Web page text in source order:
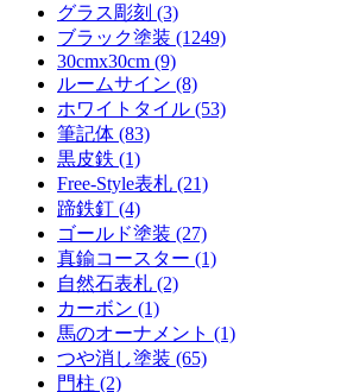
グラス彫刻 (3)
ブラック塗装 (1249)
30cmx30cm (9)
ルームサイン (8)
ホワイトタイル (53)
筆記体 (83)
黒皮鉄 (1)
Free-Style表札 (21)
蹄鉄釘 (4)
ゴールド塗装 (27)
真鍮コースター (1)
自然石表札 (2)
カーボン (1)
馬のオーナメント (1)
つや消し塗装 (65)
門柱 (2)